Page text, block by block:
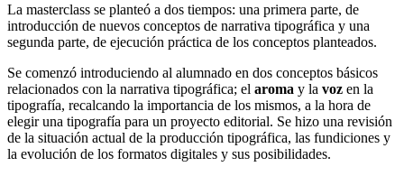
La masterclass se planteó a dos tiempos: una primera parte, de
introducción de nuevos conceptos de narrativa tipográfica y una
segunda parte, de ejecución práctica de los conceptos planteados.
Se comenzó introduciendo al alumnado en dos conceptos básicos
relacionados con la narrativa tipográfica; el aroma y la voz en la
tipografía, recalcando la importancia de los mismos, a la hora de
elegir una tipografía para un proyecto editorial. Se hizo una revisión
de la situación actual de la producción tipográfica, las fundiciones y
la evolución de los formatos digitales y sus posibilidades.